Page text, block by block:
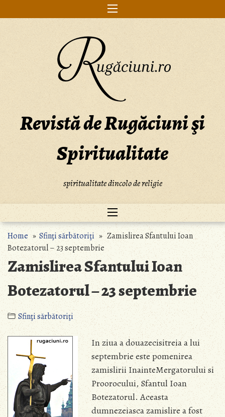
to
Revistă de Rugăciuni şi
Spiritualitate
spiritualitate dincolo de religie
Home »Sfinţi sărbătoriţi» Zamislirea Sfantului Ioan
Botezatorul – 23 septembrie
Zamislirea Sfantului Ioan
Botezatorul – 23 septembrie
Sfinţi sărbătoriţi
In ziua a douazecisitreia a lui
septembrie este pomenirea
zamislirii InainteMergatorului si
Proorocului, Sfantul Ioan
Botezatorul. Aceasta
dumnezeiasca zamislire a fost